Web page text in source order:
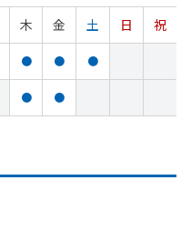
木 金 土 日
祝
● ● ●
● ●